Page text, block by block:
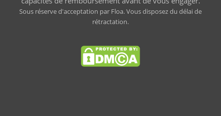
Sous réserve d'acceptation par Floa. Vous disposez du délai de
rétractation.